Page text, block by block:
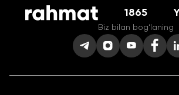
1865
Biz bilan bog‘laning